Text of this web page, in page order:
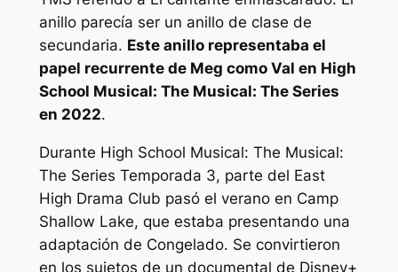
anillo parecía ser un anillo de clase de
secundaria. Este anillo representaba el
papel recurrente de Meg como Val en High
School Musical: The Musical: The Series
en 2022.
Durante High School Musical: The Musical:
The Series Temporada 3, parte del East
High Drama Club pasó el verano en Camp
Shallow Lake, que estaba presentando una
adaptación de Congelado. Se convirtieron
en los sujetos de un documental de Disney+